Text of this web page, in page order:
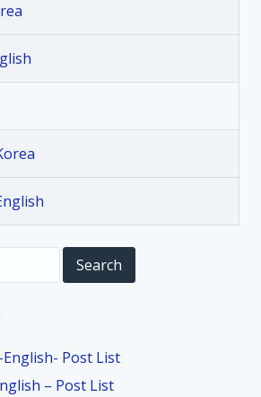
English- Post List
– Post List